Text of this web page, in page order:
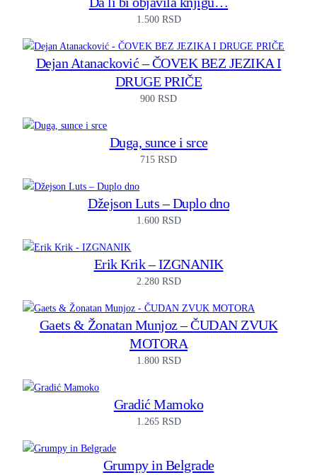
1.500 RSD
Dejan Atanacković – ČOVEK BEZ JEZIKA I
DRUGE PRIČE
900 RSD
Duga, sunce i srce
715 RSD
Džejson Luts – Duplo dno
1.600 RSD
Erik Krik – IZGNANIK
2.280 RSD
Gaets & Žonatan Munjoz – ČUDAN ZVUK
MOTORA
1.800 RSD
Gradić Mamoko
1.265 RSD
Grumpy in Belgrade